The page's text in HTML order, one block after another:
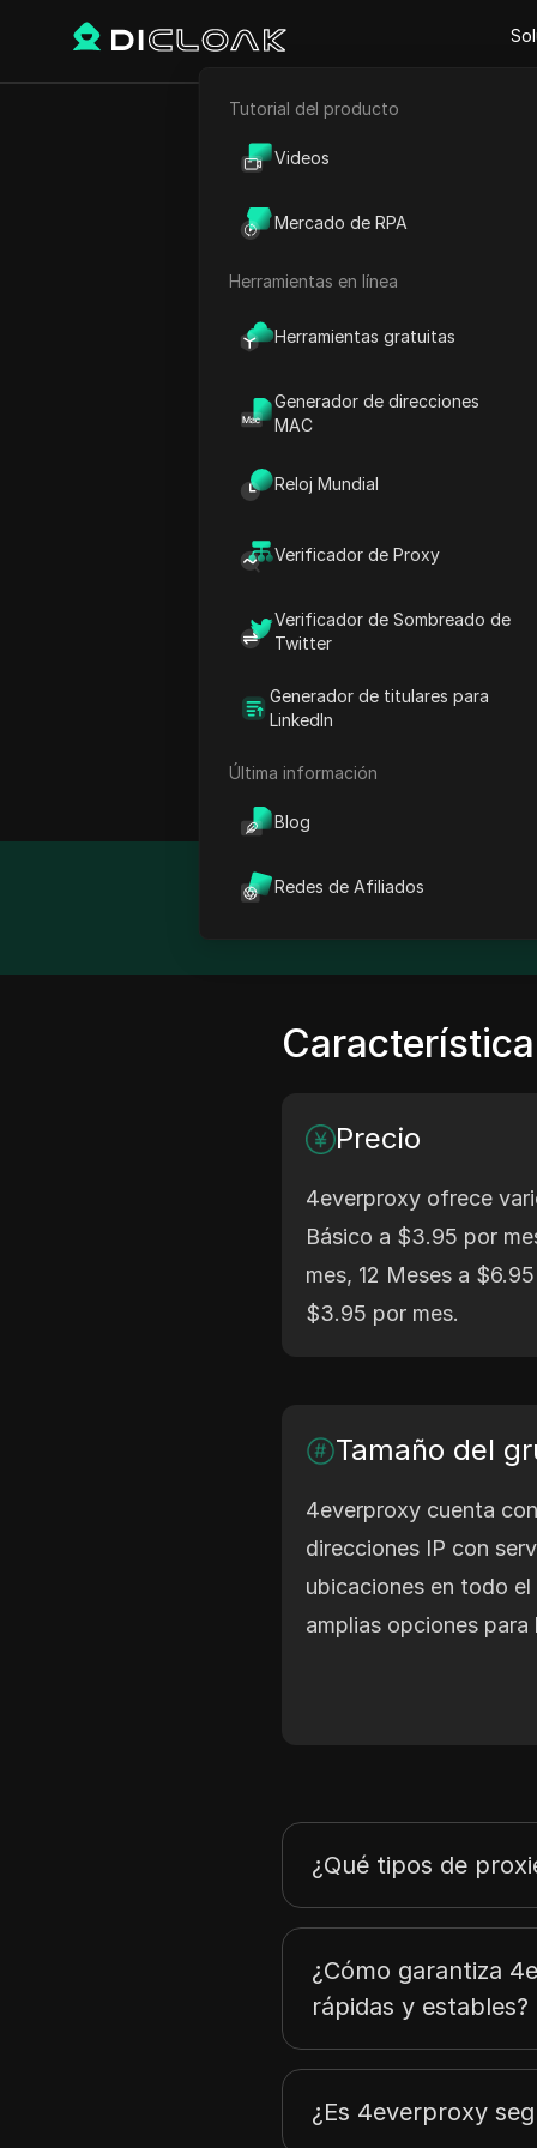
Comercio electrónico
Tutorial del producto
Videos
Mercado de RPA
Herramientas en línea
Herramientas gratuitas
Generador de direcciones
MAC
Reloj Mundial
Verificador de Proxy
Verificador de Sombreado de
Twitter
Generador de titulares para
LinkedIn
Última información
Blog
Redes de Afiliados
Proxies seguros y
sin restricciones
¿Qué es
4everproxy ofrece un
restricciones al
acceder a contenido
instalación de software
4everproxy ofrece
Detalle
Característica
Precio
4everproxy ofrece
Básico a $3.95 por
mes, 12 Meses a
$3.95 por mes.
Tamaño del
4everproxy cuenta
direcciones IP con
ubicaciones en todo
amplias opciones para
¿Qué tipos de
¿Cómo garantiza
rápidas y estables?
¿Es 4everproxy